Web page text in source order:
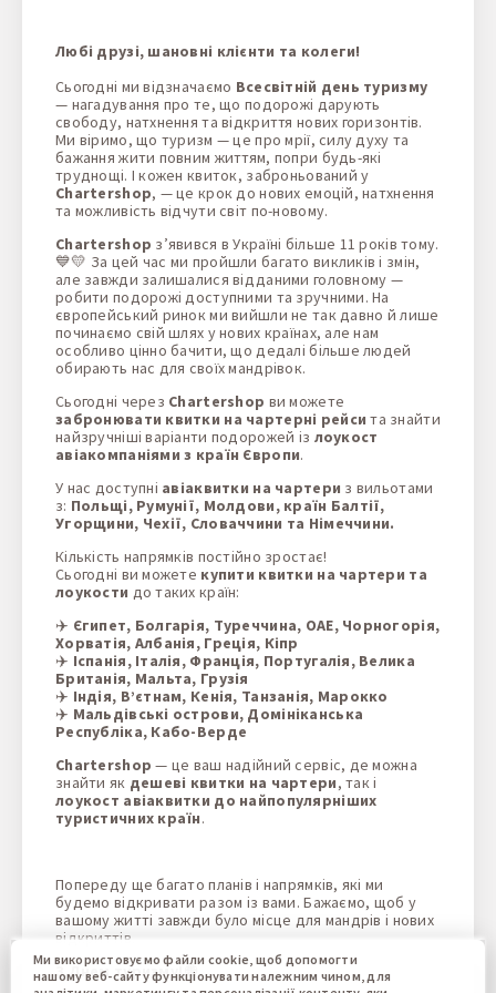
Любі друзі, шановні клієнти та колеги!
Сьогодні ми відзначаємо Всесвітній день туризму
— нагадування про те, що подорожі дарують
свободу, натхнення та відкриття нових горизонтів.
Ми віримо, що туризм — це про мрії, силу духу та
бажання жити повним життям, попри будь-які
труднощі. І кожен квиток, заброньований у
Chartershop, — це крок до нових емоцій, натхнення
та можливість відчути світ по-новому.
Chartershop з’явився в Україні більше 11 років тому.
💙💛 За цей час ми пройшли багато викликів і змін,
але завжди залишалися відданими головному —
робити подорожі доступними та зручними. На
європейський ринок ми вийшли не так давно й лише
починаємо свій шлях у нових країнах, але нам
особливо цінно бачити, що дедалі більше людей
обирають нас для своїх мандрівок.
Сьогодні через Chartershop ви можете
забронювати квитки на чартерні рейси та знайти
найзручніші варіанти подорожей із лоукост
авіакомпаніями з країн Європи.
У нас доступні авіаквитки на чартери з вильотами
з: Польщі, Румунії, Молдови, країн Балтії,
Угорщини, Чехії, Словаччини та Німеччини.
Кількість напрямків постійно зростає!
Сьогодні ви можете купити квитки на чартери та
лоукости до таких країн:
✈️ Єгипет, Болгарія, Туреччина, ОАЕ, Чорногорія,
Хорватія, Албанія, Греція, Кіпр
✈️ Іспанія, Італія, Франція, Португалія, Велика
Британія, Мальта, Грузія
✈️ Індія, В’єтнам, Кенія, Танзанія, Марокко
✈️ Мальдівські острови, Домініканська
Республіка, Кабо-Верде
Chartershop — це ваш надійний сервіс, де можна
знайти як дешеві квитки на чартери, так і
лоукост авіаквитки до найпопулярніших
туристичних країн.
Попереду ще багато планів і напрямків, які ми
будемо відкривати разом із вами. Бажаємо, щоб у
вашому житті завжди було місце для мандрів і нових
відкриттів.
З Днем туризму! 🌐
Ми використовуємо файли cookie, щоб допомогти
нашому веб-сайту функціонувати належним чином, для